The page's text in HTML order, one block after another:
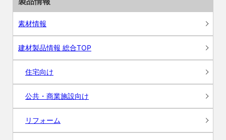
素材情報
建材製品情報 総合TOP
住宅向け
公共・商業施設向け
リフォーム